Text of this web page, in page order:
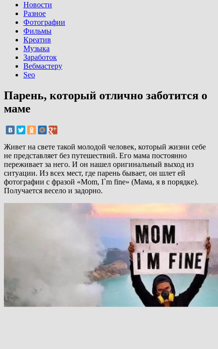
Новости
Разное
Фотографии
Фильмы
Креатив
Музыка
Заработок
Вебмастеру
Seo
Парень, который отлично заботится о
маме
Живет на свете такой молодой человек, который жизни себе
не представляет без путешествий. Его мама постоянно
переживает за него. И он нашел оригинальный выход из
ситуации. Из всех мест, где парень бывает, он шлет ей
фотографии с фразой «Mom, I`m fine» (Мама, я в порядке).
Получается весело и задорно.